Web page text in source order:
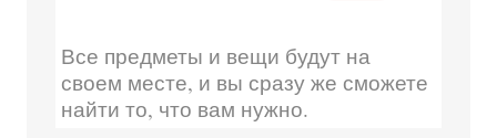
Все предметы и вещи будут на
своем месте, и вы сразу же сможете
найти то, что вам нужно.